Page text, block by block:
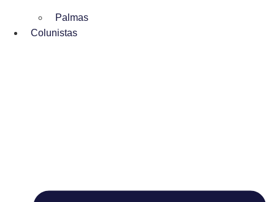
Palmas
Colunistas